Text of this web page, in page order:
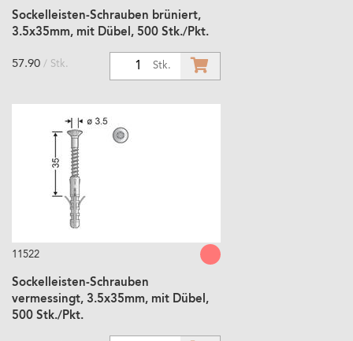
Sockelleisten-Schrauben brüniert,
3.5x35mm, mit Dübel, 500 Stk./Pkt.
Stk.
57.90 / Stk.
11522
Sockelleisten-Schrauben
vermessingt, 3.5x35mm, mit Dübel,
500 Stk./Pkt.